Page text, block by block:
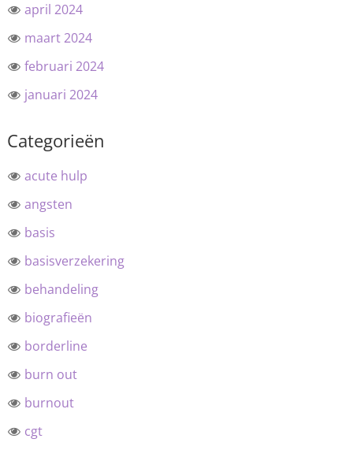
april 2024
maart 2024
februari 2024
januari 2024
Categorieën
acute hulp
angsten
basis
basisverzekering
behandeling
biografieën
borderline
burn out
burnout
cgt